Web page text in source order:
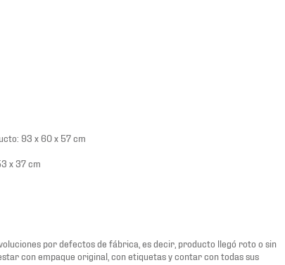
93 x 60 x 57 cm
x 37 cm
por defectos de fábrica, es decir, producto llegó roto o sin
con empaque original, con etiquetas y contar con todas sus